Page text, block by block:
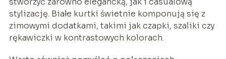
stylizację. Białe kurtki świetnie komponują się z
zimowymi dodatkami, takimi jak czapki, szaliki czy
rękawiczki w kontrastowych kolorach.